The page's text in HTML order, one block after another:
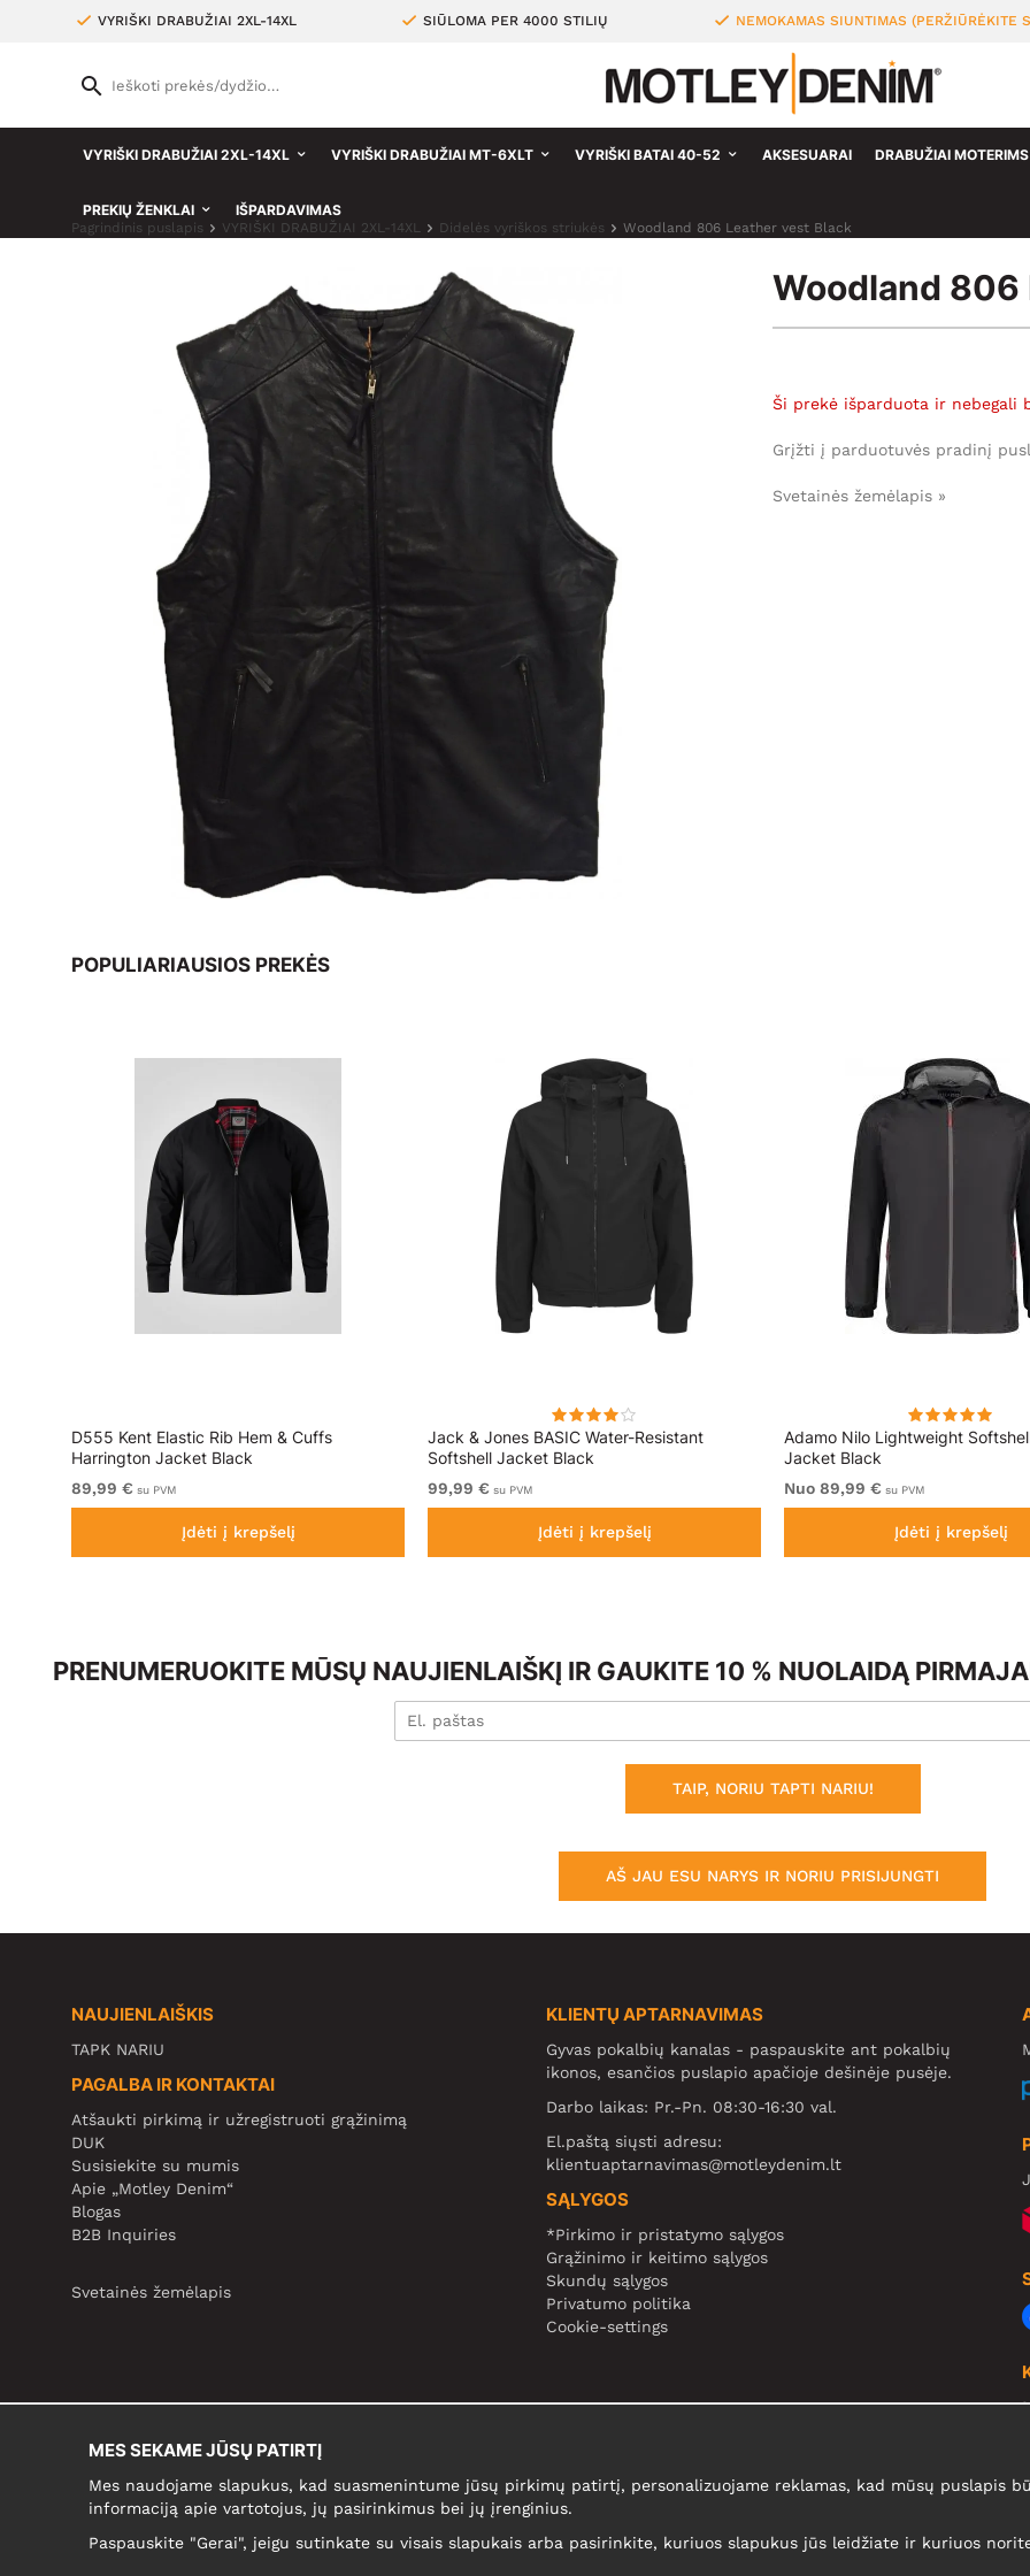
VYRIŠKI DRABUŽIAI 2XL-14XL SIŪLOMA PER 4000 STILIŲ NEMOKAMAS SIUNTIMAS (PERŽIŪRĖKITE
VYRIŠKI DRABUŽIAI 2XL-14XL VYRIŠKI DRABUŽIAI MT-6XLT VYRIŠKI BATAI 40-52 AKSESUARAI DRABUŽIAI
PREKIŲ ŽENKLAI IŠPARDAVIMAS
Pagrindinis puslapis VYRIŠKI DRABUŽIAI 2XL-14XL Didelės vyriškos striukės Woodland 806 Leather vest Black
Woodland
Ši prekė išparduota ir nebegali
Grįžti į parduotuvės pradinį
Svetainės žemėlapis »
POPULIARIAUSIOS PREKĖS
D555 Kent Elastic Rib Hem & Cuffs
Harrington Jacket Black
89,99 € su PVM
Įdėti į krepšelį
Jack & Jones BASIC Water-Resistant
Softshell Jacket Black
99,99 € su PVM
Įdėti į krepšelį
Adamo Nilo Lightweight
Jacket Black
Nuo 89,99 € su PVM
Įdėti į krepšelį
PRENUMERUOKITE MŪSŲ NAUJIENLAIŠKĮ IR GAUKITE 10 % NUOLAIDĄ
TAIP, NORIU TAPTI NARIU!
AŠ JAU ESU NARYS IR NORIU PRISIJUNGTI
NAUJIENLAIŠKIS
TAPK NARIU
PAGALBA IR KONTAKTAI
Atšaukti pirkimą ir užregistruoti grąžinimą
DUK
Susisiekite su mumis
Apie „Motley Denim“
Blogas
B2B Inquiries
Svetainės žemėlapis
KLIENTŲ APTARNAVIMAS
Gyvas pokalbių kanalas - paspauskite ant pokalbių
ikonos, esančios puslapio apačioje dešinėje pusėje.
Darbo laikas: Pr.-Pn. 08:30-16:30 val.
El.paštą siųsti adresu:
klientuaptarnavimas@motleydenim.lt
SĄLYGOS
*Pirkimo ir pristatymo sąlygos
Grąžinimo ir keitimo sąlygos
Skundų sąlygos
Privatumo politika
Cookie-settings
MES SEKAME JŪSŲ PATIRTĮ
Mes naudojame slapukus, kad suasmenintume jūsų pirkimų patirtį, personalizuojame reklamas, kad mūsų puslapis
informaciją apie vartotojus, jų pasirinkimus bei jų įrenginius.
Paspauskite "Gerai", jeigu sutinkate su visais slapukais arba pasirinkite, kuriuos slapukus jūs leidžiate ir kuriuos